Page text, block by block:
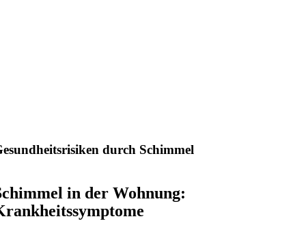
durch Schimmel
in der Wohnung: